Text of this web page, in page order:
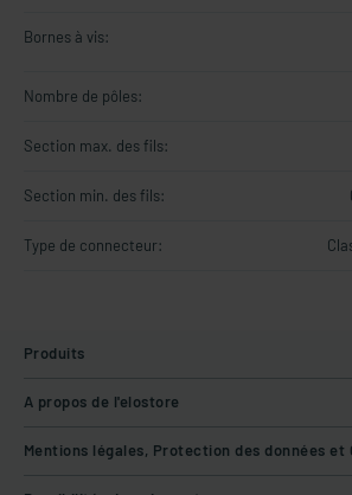
Bornes à vis:
Nombre de pôles:
Section max. des fils:
Section min. des fils:
Type de connecteur:
Produits
A propos de l'elostore
Mentions légales, Protection des données et